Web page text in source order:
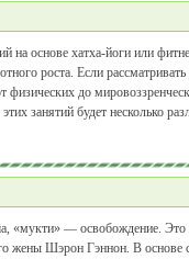
на основе хатха-йоги или
роста. Если рассматривать
физических до
занятий будет несколько
«мукти» — освобождение. Это
жены Шэрон Гэннон. В